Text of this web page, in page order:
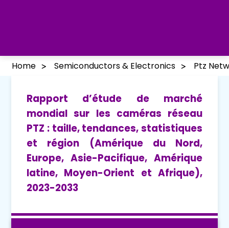
Home Semiconductors & Electronics Ptz
Rapport d’étude de marché
mondial sur les caméras réseau
PTZ : taille, tendances, statistiques
et région (Amérique du Nord,
Europe, Asie-Pacifique, Amérique
latine, Moyen-Orient et Afrique),
2023-2033